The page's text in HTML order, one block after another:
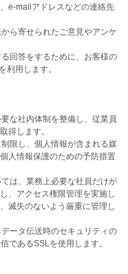
e-mailアドレスなどの連絡先
ら寄せられたご意見やアンケ
回答をするために、お客様の
利用します。
な社内体制を整備し、従業員
得します。
限し、個人情報が含まれる媒
人情報保護のための予防措置
は、業務上必要な社員だけが
、アクセス権限管理を実施し
滅失のないよう厳重に管理し
ータ伝送時のセキュリティの
であるSSLを使用します。